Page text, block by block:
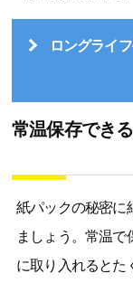
ロングライ
常温保存でき
紙パックの秘密に
ましょう。常温で
に取り入れるとた